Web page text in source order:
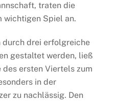
traten die
wichtigen Spiel an.
durch drei erfolgreiche
gestaltet werden, ließ
ersten Viertels zum
in der
zu nachlässig. Den